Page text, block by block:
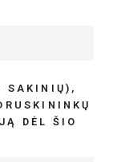
SAKINIŲ),
DĖL ŠIO